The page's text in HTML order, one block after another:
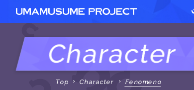
Character
Top Character Fenomeno